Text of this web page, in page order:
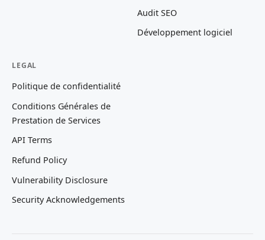
Audit SEO
Développement logiciel
LEGAL
Politique de confidentialité
Conditions Générales de
Prestation de Services
API Terms
Refund Policy
Vulnerability Disclosure
Security Acknowledgements